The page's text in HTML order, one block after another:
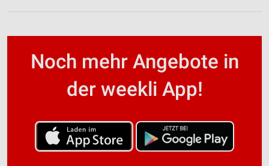
Noch mehr Angebote in
der weekli App!